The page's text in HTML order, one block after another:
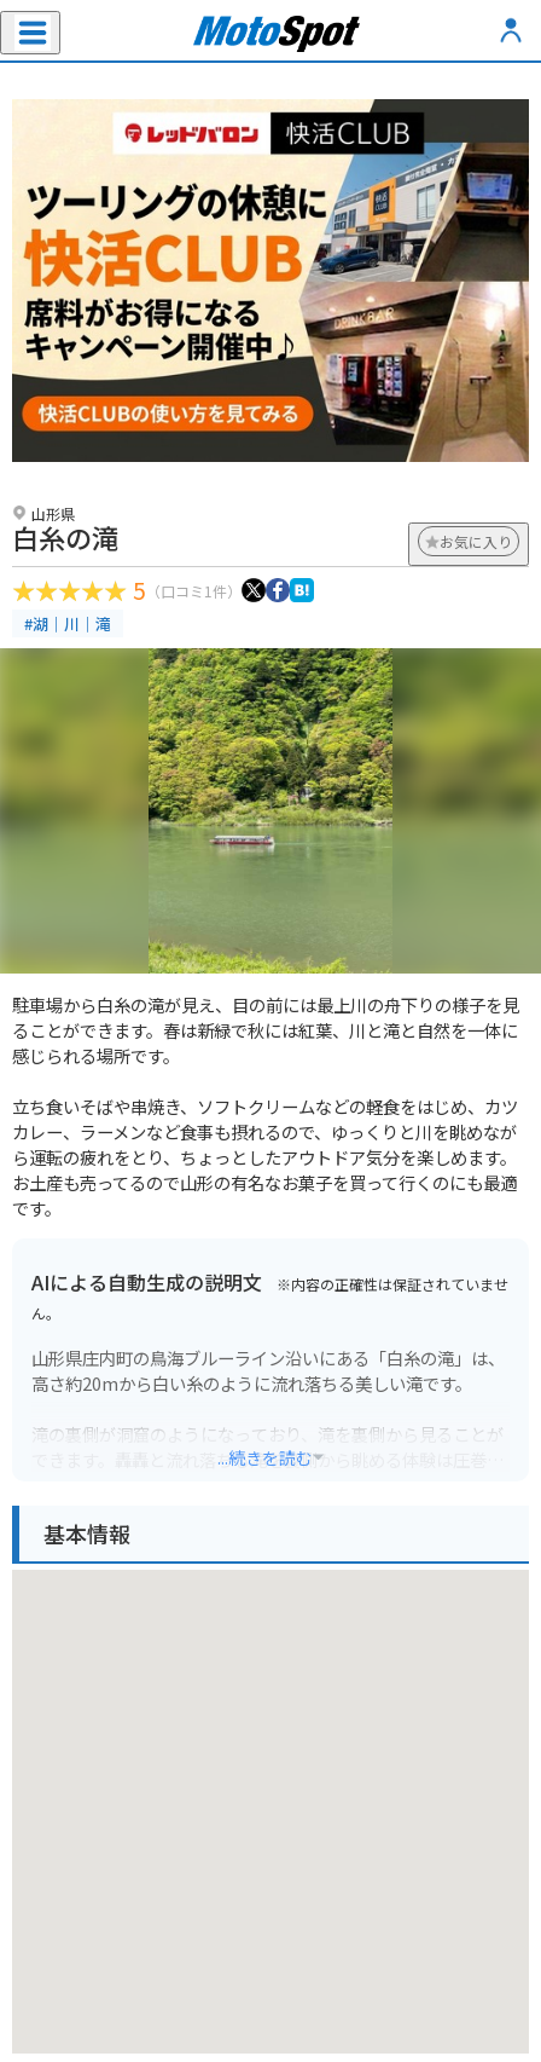
山形県
白糸の滝 お気に入り
5 （口コミ1件）
#湖｜川｜滝
駐車場から白糸の滝が見え、目の前には最上川の舟下りの様子を見
ることができます。春は新緑で秋には紅葉、川と滝と自然を一体に
感じられる場所です。
立ち食いそばや串焼き、ソフトクリームなどの軽食をはじめ、カツ
カレー、ラーメンなど食事も摂れるので、ゆっくりと川を眺めなが
ら運転の疲れをとり、ちょっとしたアウトドア気分を楽しめます。
お土産も売ってるので山形の有名なお菓子を買って行くのにも最適
です。
AIによる自動生成の説明文 ※内容の正確性は保証されていませ
ん。
山形県庄内町の鳥海ブルーライン沿いにある「白糸の滝」は、
高さ約20mから白い糸のように流れ落ちる美しい滝です。
滝の裏側が洞窟のようになっており、滝を裏側から見ることが
できます。轟轟と流れ落ちる滝を裏側から眺める体験は圧巻で
鳥海ブルーラインは、景色が良く、ワインディングロードとし
ても人気なので、ツーリングにも最適です。滝のすぐ近くに駐
...続きを読む
基本情報